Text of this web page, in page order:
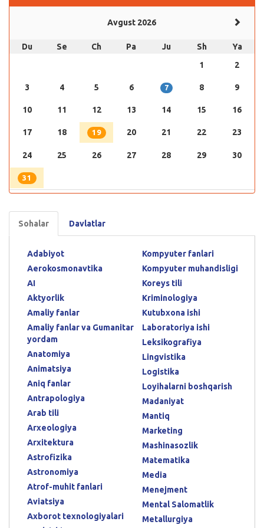
Avgust 2026
Du Se Ch Pa Ju Sh
Ya
1
2
3 4 5 6 7 8 9
10 11 12 13 14 15 16
17 18 19 20 21 22 23
24 25 26 27 28 29 30
31
Sohalar Davlatlar
Adabiyot
Aerokosmonavtika
AI
Aktyorlik
Amaliy fanlar
Amaliy fanlar va Gumanitar
yordam
Anatomiya
Animatsiya
Aniq fanlar
Antrapologiya
Arab tili
Arxeologiya
Arxitektura
Astrofizika
Astronomiya
Atrof-muhit fanlari
Aviatsiya
Axborot texnologiyalari
Kompyuter fanlari
Kompyuter muhandisligi
Koreys tili
Kriminologiya
Kutubxona ishi
Laboratoriya ishi
Leksikografiya
Lingvistika
Logistika
Loyihalarni boshqarish
Madaniyat
Mantiq
Marketing
Mashinasozlik
Matematika
Media
Menejment
Mental Salomatlik
Metallurgiya